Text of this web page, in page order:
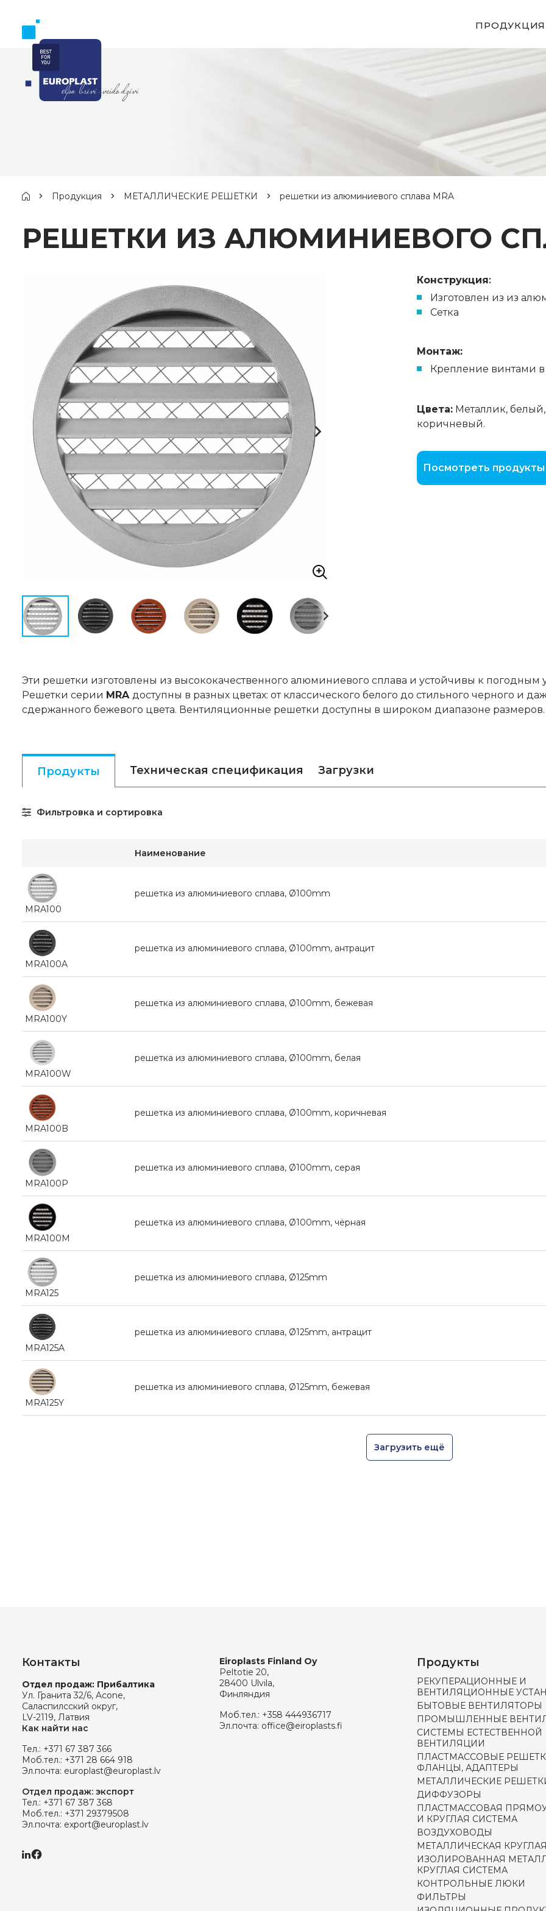
ПРОДУКЦИЯ
Продукция МЕТАЛЛИЧЕСКИЕ РЕШЕТКИ решетки из алюминиевого сплава MRA
РЕШЕТКИ ИЗ АЛЮМИНИЕВОГО
Конструкция:
Изготовлен из из
Cеткa
Монтаж:
Крепление винтами
Цвета: Металлик,
коричневый.
Посмотреть продукты
Эти решетки изготовлены из высококачественного алюминиевого сплава и устойчивы к погодным
Решетки серии MRA доступны в разных цветах: от классического белого до стильного черного и
сдержанного бежевого цвета. Вентиляционные решетки доступны в широком диапазоне размеров.
Продукты Техническая спецификация Загрузки
Фильтровка и сортировка
Наименование
MRA100
pешетка из алюминиевого сплава, Ø100mm
MRA100A
pешетка из алюминиевого сплава, Ø100mm, антрацит
MRA100Y
pешетка из алюминиевого сплава, Ø100mm, бежевая
MRA100W
pешетка из алюминиевого сплава, Ø100mm, белая
MRA100B
pешетка из алюминиевого сплава, Ø100mm, коричневая
MRA100P
pешетка из алюминиевого сплава, Ø100mm, серая
MRA100M
pешетка из алюминиевого сплава, Ø100mm, чёрная
MRA125
pешетка из алюминиевого сплава, Ø125mm
MRA125A
pешетка из алюминиевого сплава, Ø125mm, антрацит
MRA125Y
pешетка из алюминиевого сплава, Ø125mm, бежевая
Загрузить ещё
Контакты
Отдел продаж: Прибалтика
Ул. Гранита 32/6, Acone,
Саласпилсский округ,
LV-2119, Латвия
Как найти нас
Тел.: +371 67 387 366
Моб.тел.: +371 28 664 918
Эл.почта: europlast@europlast.lv
Отдел продаж: экспорт
Тел.: +371 67 387 368
Моб.тел.: +371 29379508
Эл.почта: export@europlast.lv
Eiroplasts Finland Oy
Peltotie 20,
28400 Ulvila,
Финляндия
Моб.тел.: +358 444936717
Эл.почта: office@eiroplasts.fi
Продукты
РЕКУПЕРАЦИОННЫЕ И
ВЕНТИЛЯЦИОННЫЕ
БЫТОВЫЕ ВЕНТИЛЯТОРЫ
ПРОМЫШЛЕННЫЕ
СИСТЕМЫ ЕСТЕСТВЕННОЙ
ВЕНТИЛЯЦИИ
ПЛАСТМАССОВЫЕ
ФЛАНЦЫ, АДАПТЕРЫ
МЕТАЛЛИЧЕСКИЕ
ДИФФУЗОРЫ
ПЛАСТМАССОВАЯ
И КРУГЛАЯ СИСТЕМА
ВОЗДУХОВОДЫ
МЕТАЛЛИЧЕСКАЯ
ИЗОЛИРОВАННАЯ
КРУГЛАЯ СИСТЕМА
КОНТРОЛЬНЫЕ ЛЮКИ
ФИЛЬТРЫ